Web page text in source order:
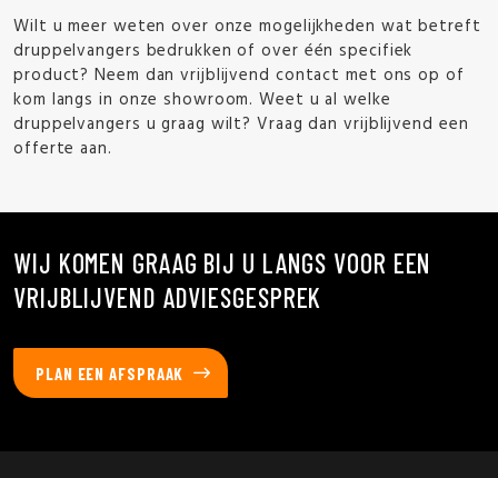
Wilt u meer weten over onze mogelijkheden wat betreft
druppelvangers bedrukken of over één specifiek
product? Neem dan vrijblijvend contact met ons op of
kom langs in onze showroom. Weet u al welke
druppelvangers u graag wilt? Vraag dan vrijblijvend een
offerte aan.
WIJ KOMEN GRAAG BIJ U LANGS VOOR EEN
VRIJBLIJVEND ADVIESGESPREK
PLAN EEN AFSPRAAK